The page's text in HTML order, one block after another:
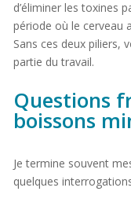
d’éliminer les toxines
période où le cerveau
Sans ces deux piliers,
partie du travail.
Questions
boissons
Je termine souvent
quelques